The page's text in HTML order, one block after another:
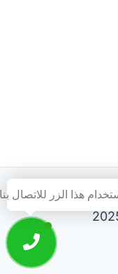
طباخات و افران
هذا الزر للاتصال بنا